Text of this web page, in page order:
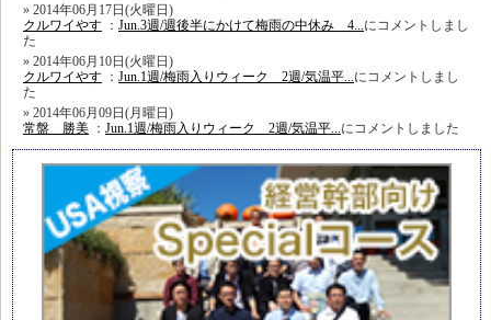
2014年06月17日(火曜日)
クルワイやす ： Jun.3週/週後半にかけて梅雨の中休み 4... にコメントしまし
た
2014年06月10日(火曜日)
クルワイやす ： Jun.1週/梅雨入りウィーク 2週/気温平... にコメントしまし
た
2014年06月09日(月曜日)
常盤 勝美 ： Jun.1週/梅雨入りウィーク 2週/気温平... にコメントしました